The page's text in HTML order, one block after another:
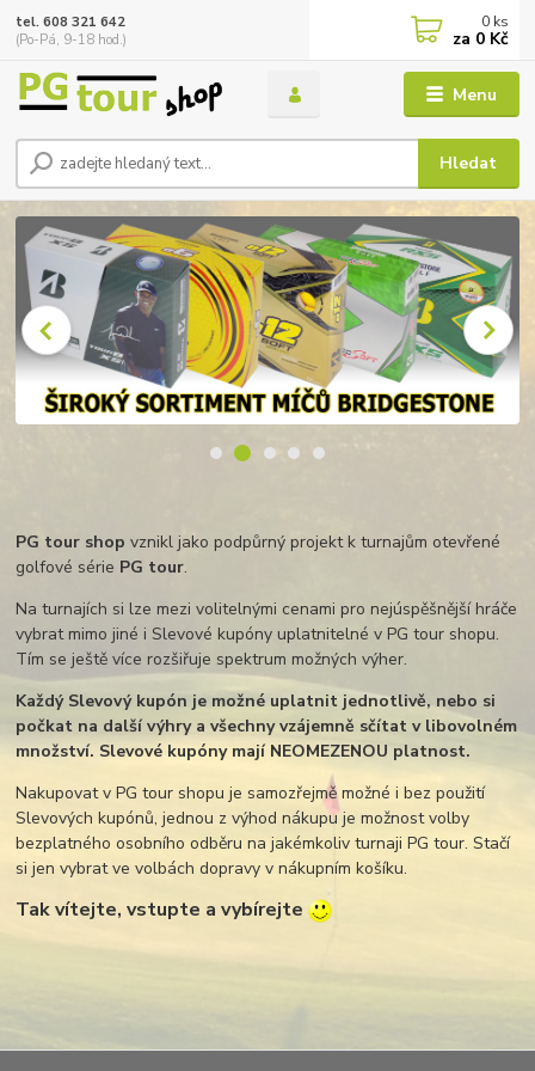
Menu
Hledat
tel. 608 321 642
(Po-Pá, 9-18 hod.)
0 ks
za 0 Kč
PG tour shop vznikl jako podpůrný projekt k turnajům otevřené
golfové série PG tour.
Na turnajích si lze mezi volitelnými cenami pro nejúspěšnější hráče
vybrat mimo jiné i Slevové kupóny uplatnitelné v PG tour shopu.
Tím se ještě více rozšiřuje spektrum možných výher.
Každý Slevový kupón je možné uplatnit jednotlivě, nebo si
počkat na další výhry a všechny vzájemně sčítat v libovolném
množství. Slevové kupóny mají NEOMEZENOU platnost.
Nakupovat v PG tour shopu je samozřejmě možné i bez použití
Slevových kupónů, jednou z výhod nákupu je možnost volby
bezplatného osobního odběru na jakémkoliv turnaji PG tour. Stačí
si jen vybrat ve volbách dopravy v nákupním košíku.
Tak vítejte, vstupte a vybírejte